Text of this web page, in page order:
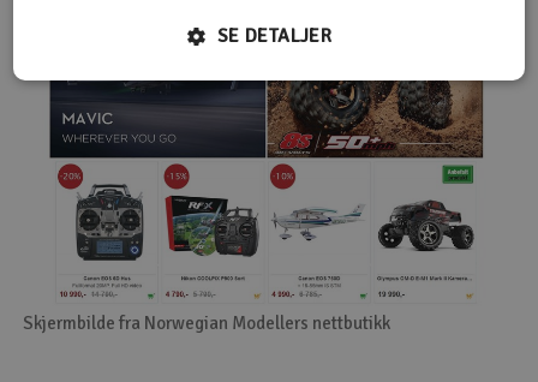
Skjermbilde fra Norwegian Modellers nettbutikk
SE DETALJER